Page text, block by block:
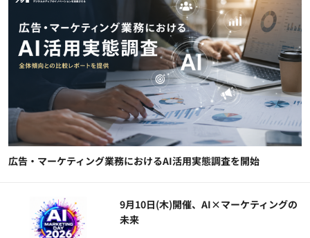
広告・マーケティング業務におけるAI活用実態調査を開始
9月10日(木)開催、AI×マーケティングの
未来